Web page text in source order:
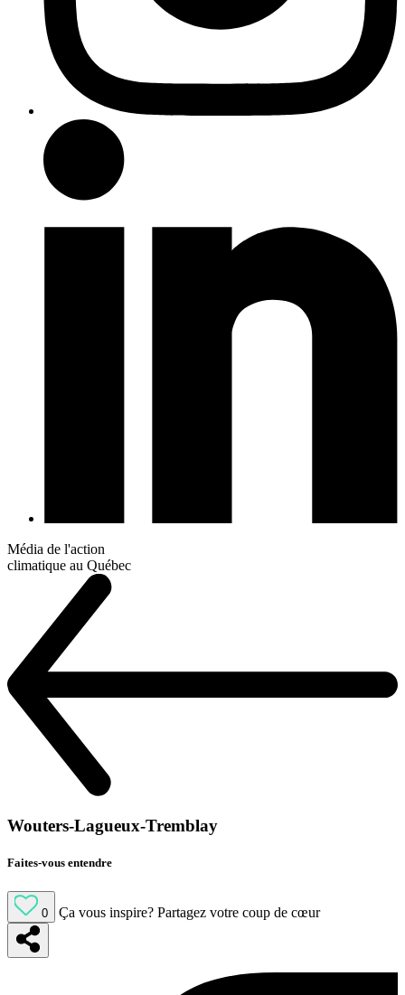
Média de l'action
climatique au Québec
Wouters-Lagueux-Tremblay
Faites-vous entendre
0 Ça vous inspire? Partagez votre coup de cœur